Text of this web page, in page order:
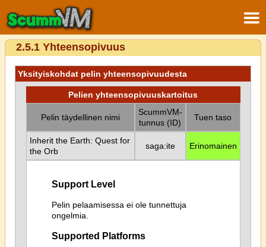
2.5.1 Yhteensopivuus
Yksityiskohdat pelin yhteensopivuudesta
Pelien yhteensopivuuskartoitus
Pelin täydellinen nimi
ScummVM-
tunnus (ID)
Tuen taso
Inherit the Earth: Quest for
the Orb
saga:ite Erinomainen
Support Level
Pelin pelaamisessa ei ole tunnettuja
ongelmia.
Supported Platforms